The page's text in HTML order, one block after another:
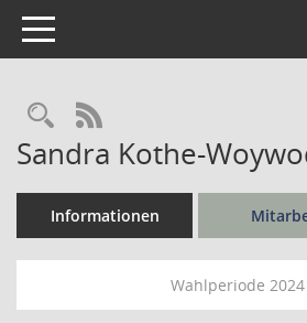
Toggle navigation
Rechercheauswahl
RSS-Feed
Sandra Kothe-
Informationen
Wahlperiode